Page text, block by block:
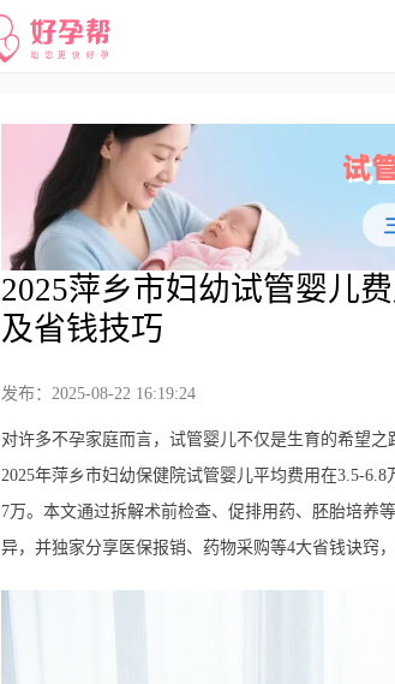
2025萍乡市妇幼试管婴儿
及省钱技巧
发布：2025-08-22 16:19:24
对许多不孕家庭而言，试管婴儿不仅是生育的希望之
2025年萍乡市妇幼保健院试管婴儿平均费用在3.5-
7万。本文通过拆解术前检查、促排用药、胚胎培养
异，并独家分享医保报销、药物采购等4大省钱诀窍